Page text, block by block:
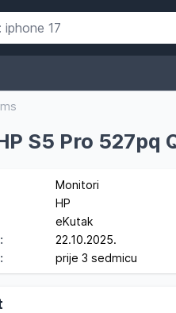
S5 Pro 527pq
Monitori
HP
eKutak
22.10.2025.
prije 3 sedmicu